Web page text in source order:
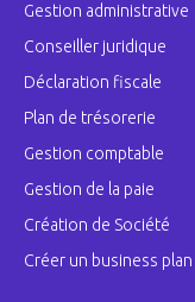
Gestion administrative
Conseiller juridique
Déclaration fiscale
Plan de trésorerie
Gestion comptable
Gestion de la paie
Création de Société
Créer un business plan